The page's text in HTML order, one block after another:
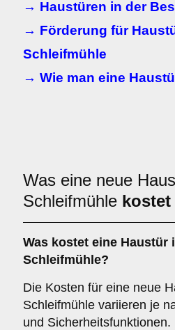
→ Haustüren in der
→ Förderung für
Schleifmühle
→ Wie man eine
Was eine neue
Schleifmühle kostet
Was kostet eine Haustür
Schleifmühle?
Die Kosten für eine neue
Schleifmühle variieren je
und